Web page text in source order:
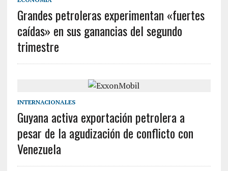
Grandes petroleras experimentan «fuertes
caídas» en sus ganancias del segundo
trimestre
INTERNACIONALES
Guyana activa exportación petrolera a
pesar de la agudización de conflicto con
Venezuela